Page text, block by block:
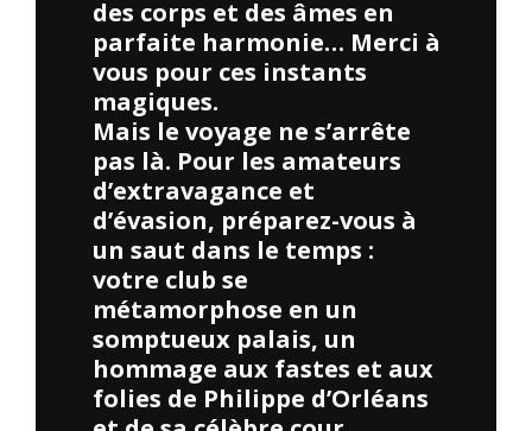
des corps et des âmes en
parfaite harmonie… Merci à
vous pour ces instants
magiques.
Mais le voyage ne s’arrête
pas là. Pour les amateurs
d’extravagance et
d’évasion, préparez-vous à
un saut dans le temps :
votre club se
métamorphose en un
somptueux palais, un
hommage aux fastes et aux
folies de Philippe d’Orléans